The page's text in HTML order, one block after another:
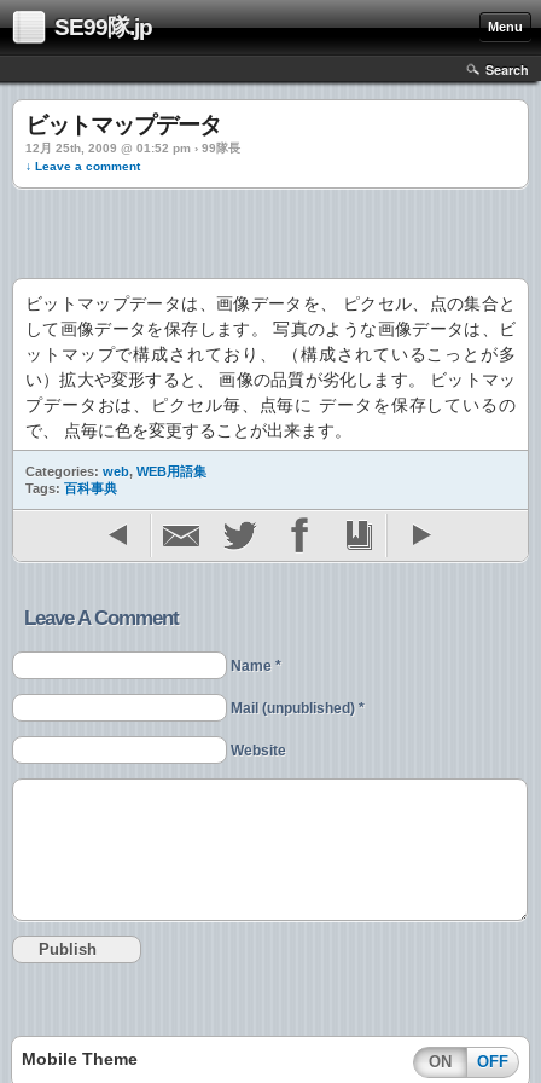
SE99隊.jp Menu
Search
ビットマップデータ
12月 25th, 2009 @ 01:52 pm › 99隊長
↓ Leave a comment
ビットマップデータは、画像データを、 ピクセル、点の集合と
して画像データを保存します。 写真のような画像データは、ビ
ットマップで構成されており、 （構成されているこっとが多
い）拡大や変形すると、 画像の品質が劣化します。
ビットマッ
プデータおは、ピクセル毎、点毎に データを保存しているの
で、 点毎に色を変更することが出来ます。
Categories: web, WEB用語集
Tags: 百科事典
Leave A Comment
Name *
Mail (unpublished) *
Website
Mobile Theme ON OFF